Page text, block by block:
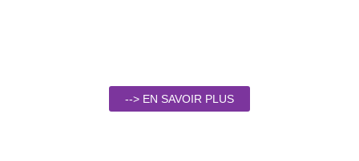
--> EN SAVOIR PLUS